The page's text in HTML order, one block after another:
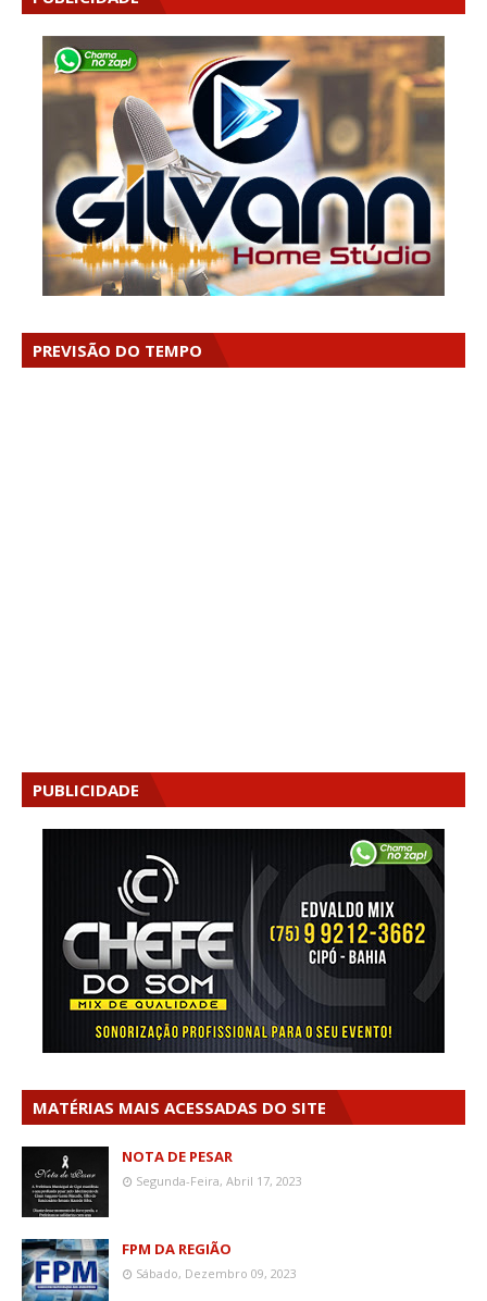
PREVISÃO DO TEMPO
PUBLICIDADE
MATÉRIAS MAIS ACESSADAS DO SITE
NOTA DE PESAR
Segunda-Feira, Abril 17, 2023
FPM DA REGIÃO
Sábado, Dezembro 09, 2023